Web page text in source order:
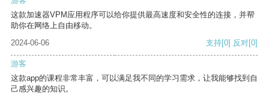
这款加速器VPM应用程序可以给你提供最高速度和安全性的连接，并帮
助你在网络上自由移动。
2024-06-06
支持[0] 反对[0]
游客
这款app的课程非常丰富，可以满足我不同的学习需求，让我能够找到自
己感兴趣的知识。